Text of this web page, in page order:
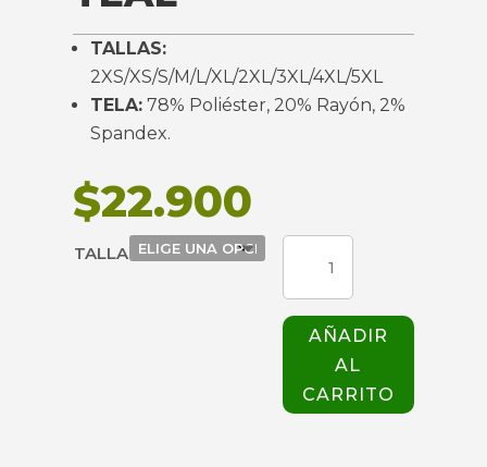
TALLAS:
2XS/XS/S/M/L/XL/2XL/3XL/4XL/5XL
TELA: 78% Poliéster, 20% Rayón, 2%
Spandex.
$22.900
TALLA
WONDER
6419
MUJER
AÑADIR
AL
CARRITO